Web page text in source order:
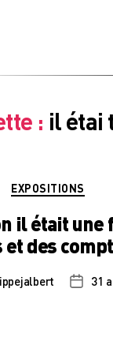
: il étai
Catégories
EXPOSITIONS
il était une
et des
Date
31